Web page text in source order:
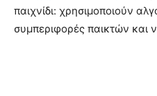
παιχνίδι: χρησιμοποιούν
συμπεριφορές παικτών και